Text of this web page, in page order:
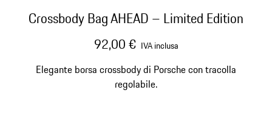
Crossbody Bag AHEAD – Limited Edition
92,00 € IVA inclusa
Elegante borsa crossbody di Porsche con tracolla
regolabile.